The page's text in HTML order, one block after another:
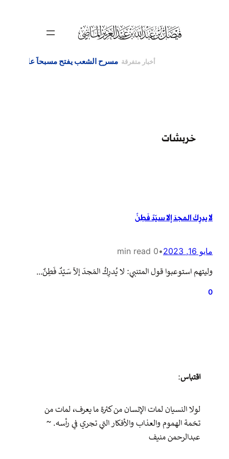
خربشات
لا يدرِكُ المجدَ إلا سيّدٌ فَطِنٌ
مايو 16, 2023 •
0 min read
وليتهم استوعبوا قول المتنبي: لا يُدرِكُ المَجدَ إلاّ سَيّدٌ فَطِنٌ…
0
اقتباس:
لولا النسيان لمات الإنسان من كثرة ما يعرف، لمات من
تخمة الهموم والعذاب والأفكار التي تجري في رأسه. ~
عبدالرحمن منيف